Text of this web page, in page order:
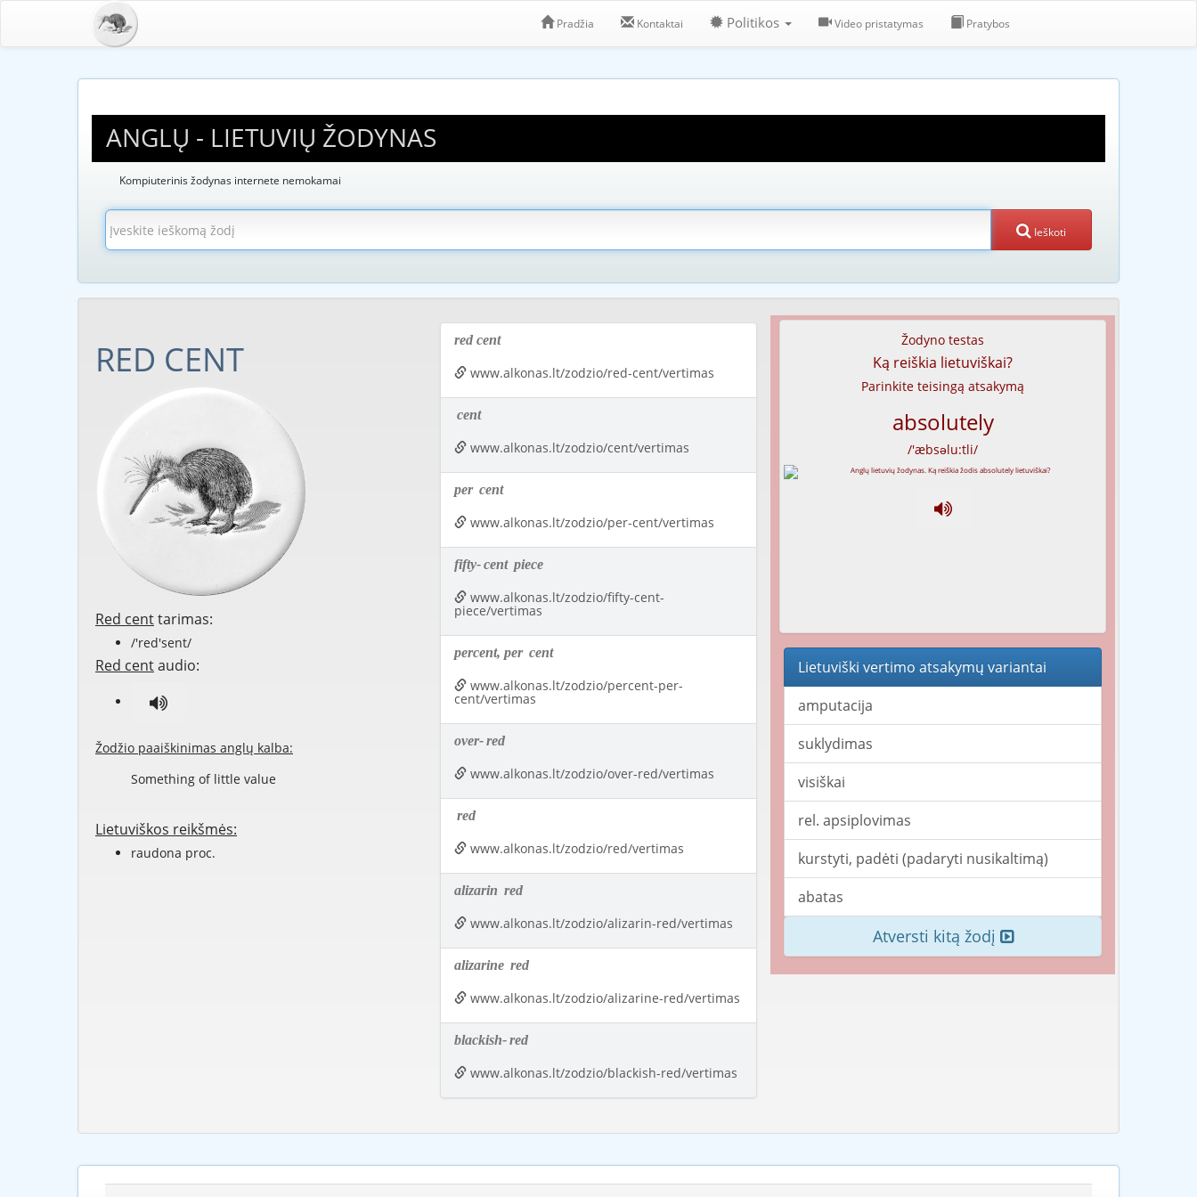
Pradžia Kontaktai Politikos Video pristatymas Pratybos
ANGLŲ - LIETUVIŲ ŽODYNAS
Kompiuterinis žodynas internete nemokamai
Ieškoti
RED CENT
Red centtarimas:
/'red'sent/
Red centaudio:
Žodžio paaiškinimas anglų kalba:
Something of little value
Lietuviškos reikšmės:
raudona proc.
red cent
www.alkonas.lt/zodzio/red-cent/vertimas
cent
www.alkonas.lt/zodzio/cent/vertimas
per cent
www.alkonas.lt/zodzio/per-cent/vertimas
fifty-cent piece
www.alkonas.lt/zodzio/fifty-cent-
piece/vertimas
percent, per cent
www.alkonas.lt/zodzio/percent-per-
cent/vertimas
over-red
www.alkonas.lt/zodzio/over-red/vertimas
red
www.alkonas.lt/zodzio/red/vertimas
alizarin red
www.alkonas.lt/zodzio/alizarin-red/vertimas
alizarine red
www.alkonas.lt/zodzio/alizarine-red/vertimas
blackish-red
www.alkonas.lt/zodzio/blackish-red/vertimas
Žodyno testas
Ką reiškia lietuviškai?
Parinkite teisingą atsakymą
absolutely
/'æbsəlu:tli/
Lietuviški vertimo atsakymų variantai
amputacija
suklydimas
visiškai
rel. apsiplovimas
kurstyti, padėti (padaryti nusikaltimą)
abatas
Atversti kitą žodį